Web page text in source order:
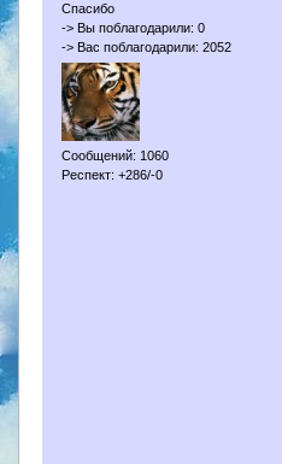
Спасибо
-> Вы поблагодарили: 0
-> Вас поблагодарили: 2052
Сообщений: 1060
Респект: +286/-0